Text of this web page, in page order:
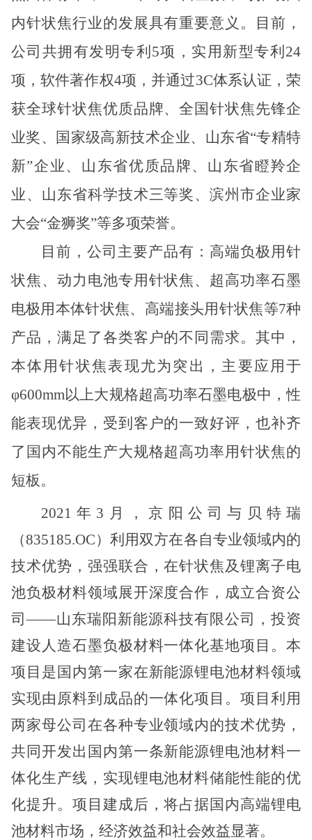
内针状焦行业的发展具有重要意义。目前，
公司共拥有发明专利 5项，实用新型专利 24
项，软件著作权4项，并通过3C体系认证，荣
获全球针状焦优质品牌、全国针状焦先锋企
业奖、国家级高新技术企业、山东省“专精特
新”企业、山东省优质品牌、山东省瞪羚企
业、 山东省科学技术三等奖、滨州市企业家
大会“金狮奖”等多项荣誉。
目前，公司主要产品有：高端负极用针
状焦、动力电池专用针状焦、超高功率石墨
电极用本体针状焦、高端接头用针状焦等7种
产品，满足了各类客户的不同需求。其中，
本体用针状焦表现尤为突出，主要应用于
φ600mm以上大规格超高功率石墨电极中，性
能表现优异，受到客户的一致好评，也补齐
了国内不能生产大规格超高功率用针状焦的
短板。
2021 年 3 月，京阳公司与贝特瑞
（835185.OC）利用双方在各自专业领域内的
技术优势，强强联合，在针状焦及锂离子电
池负极材料领域展开深度合作，成立合资公
司——山东瑞阳新能源科技有限公司，投资
建设人造石墨负极材料一体化基地项目。本
项目是国内第一家在新能源锂电池材料领域
实现由原料到成品的一体化项目。项目利用
两家母公司在各种专业领域内的技术优势，
共同开发出国内第一条新能源锂电池材料一
体化生产线，实现锂电池材料储能性能的优
化提升。项目建成后，将占据国内高端锂电
池材料市场，经济效益和社会效益显著。